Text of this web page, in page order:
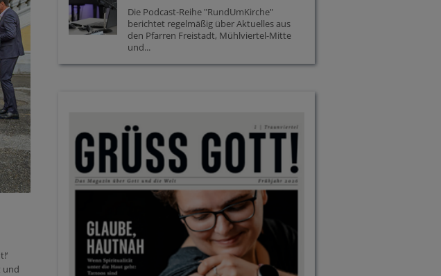
und
Die Podcast-Reihe "RundUmKirche"
berichtet regelmäßig über Aktuelles aus
den Pfarren Freistadt, Mühlviertel-Mitte
und...